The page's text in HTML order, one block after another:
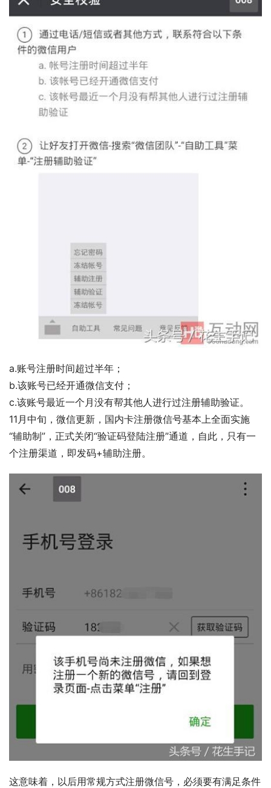
a.账号注册时间超过半年；
b.该账号已经开通微信支付；
c.该账号最近一个月没有帮其他人进行过注册辅助验证。
11月中旬，微信更新，国内卡注册微信号基本上全面实施
“辅助制”，正式关闭“验证码登陆注册”通道，自此，只有一
个注册渠道，即发码+辅助注册。
这意味着，以后用常规方式注册微信号，必须要有满足条件